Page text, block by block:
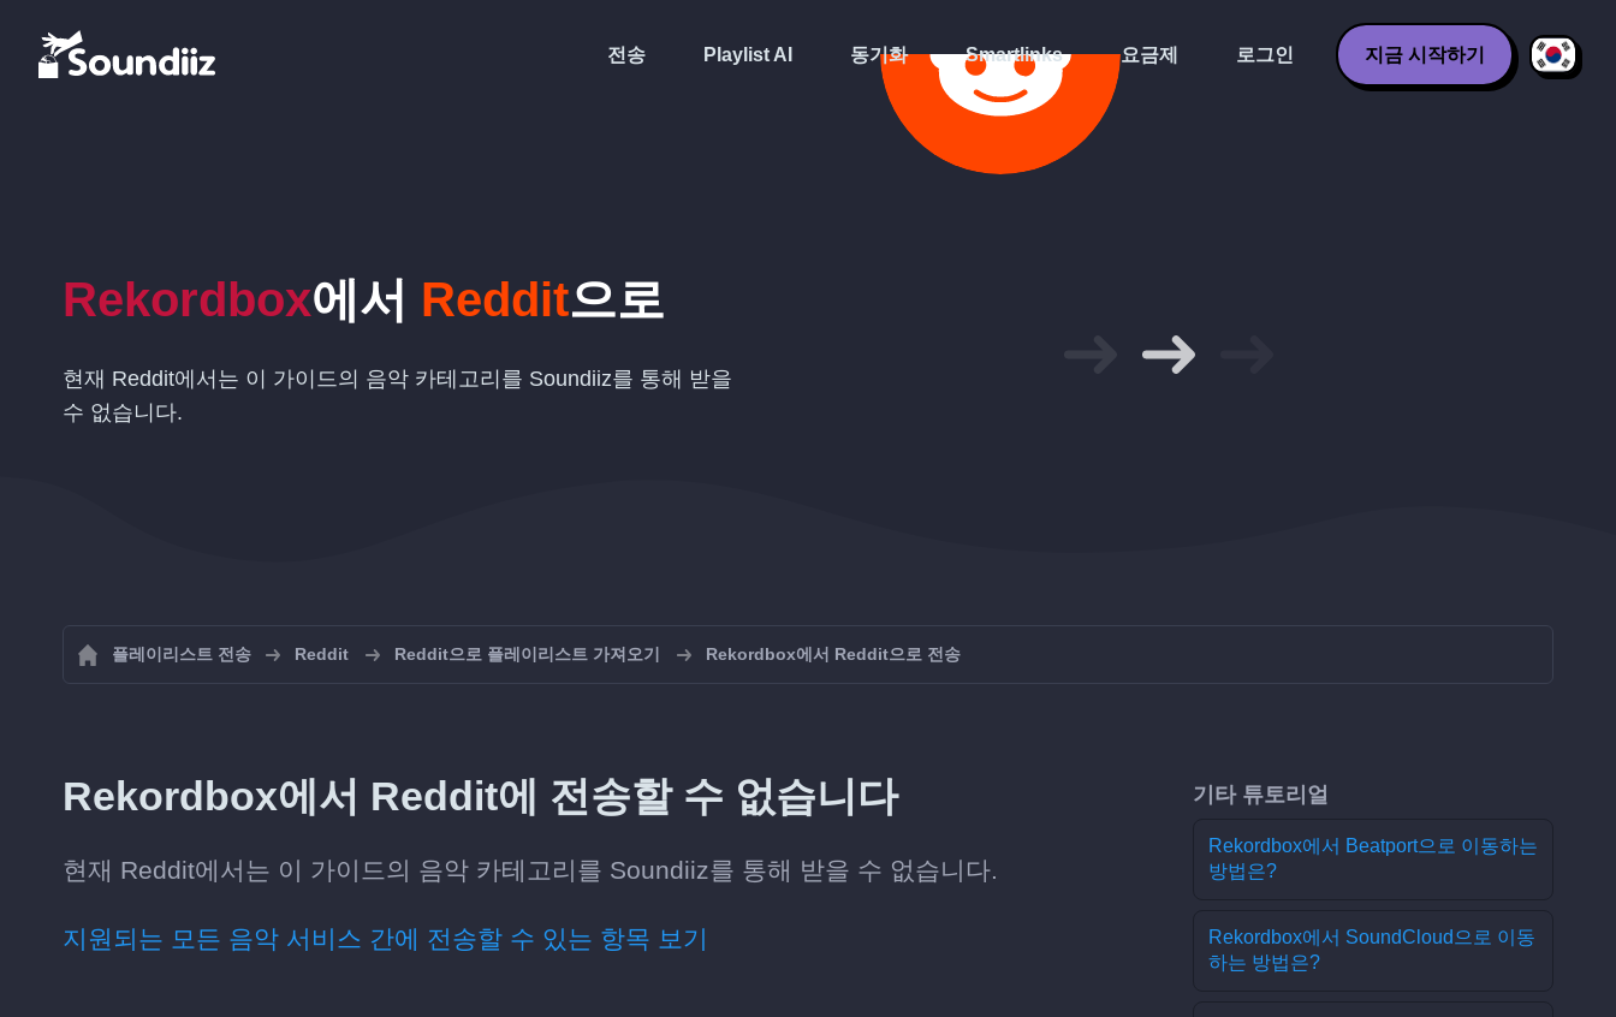
전송 Playlist AI 동기화 Smartlinks 요금제 로그인 지금 시작하기
Rekordbox에서 Reddit으로
현재 Reddit에서는 이 가이드의 음악 카테고리를 Soundiiz를 통해 받을
수 없습니다.
플레이리스트 전송 Reddit Reddit으로 플레이리스트 가져오기 Rekordbox에서 Reddit으로 전송
Rekordbox에서 Reddit에 전송할 수 없습니다
현재 Reddit에서는 이 가이드의 음악 카테고리를 Soundiiz를 통해 받을 수 없습니다.
지원되는 모든 음악 서비스 간에 전송할 수 있는 항목 보기
기타 튜토리얼
Rekordbox에서 Beatport으로 이동하는
방법은?
Rekordbox에서 SoundCloud으로 이동
하는 방법은?